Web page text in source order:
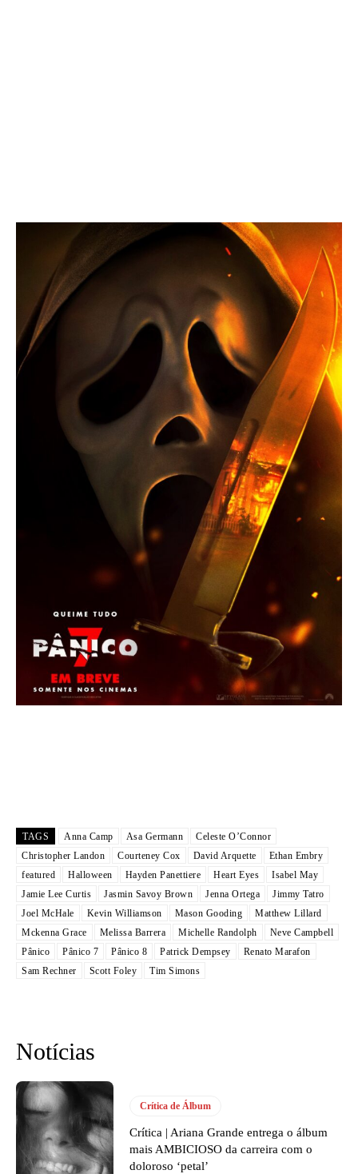
TAGS Anna Camp Asa Germann
Celeste O’Connor
Christopher Landon
Courteney Cox David Arquette
Ethan Embry
featured
Halloween Hayden Panettiere Heart Eyes
Isabel May
Jamie Lee Curtis
Jasmin Savoy Brown Jenna Ortega
Jimmy Tatro
Joel McHale
Kevin Williamson Mason Gooding
Matthew Lillard
Mckenna Grace
Melissa Barrera Michelle Randolph
Neve Campbell
Pânico
Pânico 7 Pânico 8 Patrick Dempsey
Renato Marafon
Sam Rechner
Scott Foley Tim Simons
Notícias
Crítica de Álbum
Crítica | Ariana Grande entrega o álbum
mais AMBICIOSO da carreira com o
doloroso ‘petal’